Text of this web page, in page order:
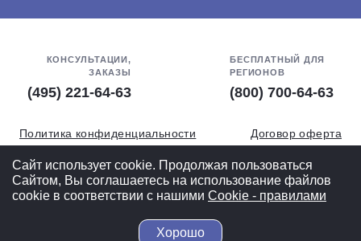
КОНСУЛЬТАЦИИ,
ЗАКАЗЫ
(495) 221-64-63
БЕСПЛАТНЫЙ ДЛЯ
РЕГИОНОВ
(800) 700-64-63
Политика конфиденциальности
Договор оферта
Обработка персональных данных
СОУТ
Полная версия
Сайт использует cookie. Продолжая пользоваться
Сайтом, Вы соглашаетесь на использование файлов
cookie в соответствии с нашими Cookiе - правилами
Хорошо